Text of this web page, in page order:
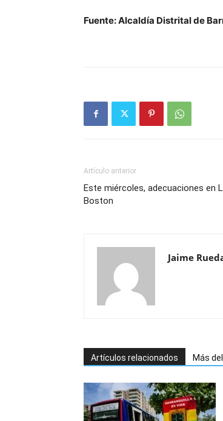
Fuente: Alcaldía Distrital de
Artículo anterior
Este miércoles, adecuaciones en
Boston
Jaime
Artículos relacionados Más